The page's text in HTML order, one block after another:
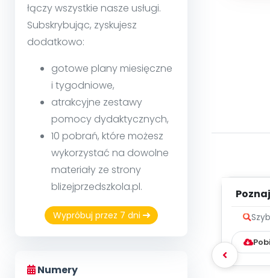
łączy wszystkie nasze usługi.
Subskrybując, zyskujesz
dodatkowo:
gotowe plany miesięczne
i tygodniowe,
atrakcyjne zestawy
pomocy dydaktycznych,
10 pobrań, które możesz
wykorzystać na dowolne
materiały ze strony
blizejprzedszkola.pl.
Wypróbuj przez 7 dni
Numery